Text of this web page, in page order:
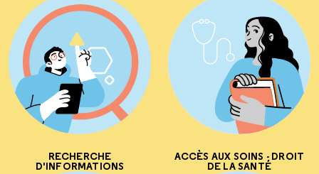
RECHERCHE
D'INFORMATIONS
ACCÈS AUX SOINS - DROIT
DE LA SANTÉ